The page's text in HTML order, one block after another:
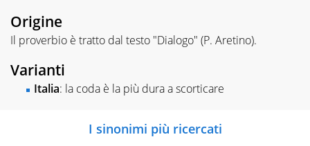
Origine
Il proverbio è tratto dal testo "Dialogo" (P. Aretino).
Varianti
Italia: la coda è la più dura a scorticare
I sinonimi più ricercati